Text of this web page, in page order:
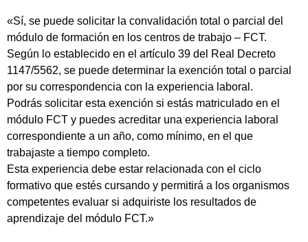
«Sí, se puede solicitar la convalidación total o parcial del
módulo de formación en los centros de trabajo – FCT.
Según lo establecido en el artículo 39 del Real Decreto
1147/5562, se puede determinar la exención total o parcial
por su correspondencia con la experiencia laboral.
Podrás solicitar esta exención si estás matriculado en el
módulo FCT y puedes acreditar una experiencia laboral
correspondiente a un año, como mínimo, en el que
trabajaste a tiempo completo.
Esta experiencia debe estar relacionada con el ciclo
formativo que estés cursando y permitirá a los organismos
competentes evaluar si adquiriste los resultados de
aprendizaje del módulo FCT.»